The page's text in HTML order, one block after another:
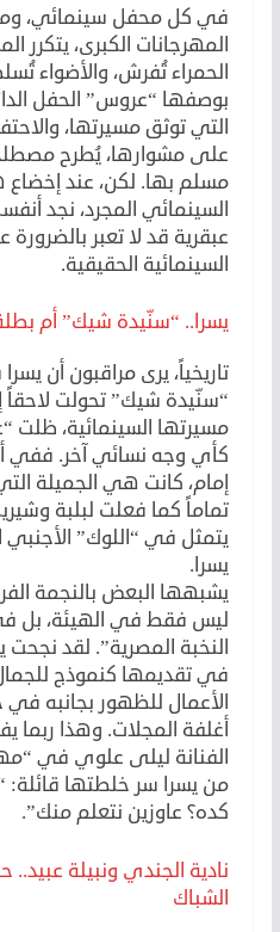
في كل محفل سينمائي،
المهرجانات الكبرى، يتكرر
الحمراء تُفرش، والأضواء
بوصفها “عروس” الحفل
التي توثق مسيرتها،
على مشوارها، يُطرح
مسلم بها. لكن، عند
السينمائي المجرد، نجد
عبقرية قد لا تعبر
السينمائية الحقيقية.
يسرا.. “سنّيدة شيك” أم
تاريخياً، يرى مراقبون أن
“سنّيدة شيك” تحولت لاحقاً
مسيرتها السينمائية، ظلت
كأي وجه نسائي آخر. ففي
إمام، كانت هي الجميلة
تماماً كما فعلت لبلبة
يتمثل في “اللوك” الأجنبي
يسرا.
يشبهها البعض بالنجمة
ليس فقط في الهيئة، بل
النخبة المصرية”. لقد
في تقديمها كنموذج
الأعمال للظهور بجانبه
أغلفة المجلات. وهذا ربما
الفنانة ليلى علوي في
من يسرا سر خلطتها قائلة:
كده؟ عاوزين نتعلم منك”.
نادية الجندي ونبيلة
الشباك